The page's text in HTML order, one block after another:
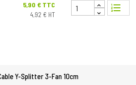
Prix
5,90 € TTC
4,92 € HT
format_list_numbered
Y-Splitter 3-Fan 10cm